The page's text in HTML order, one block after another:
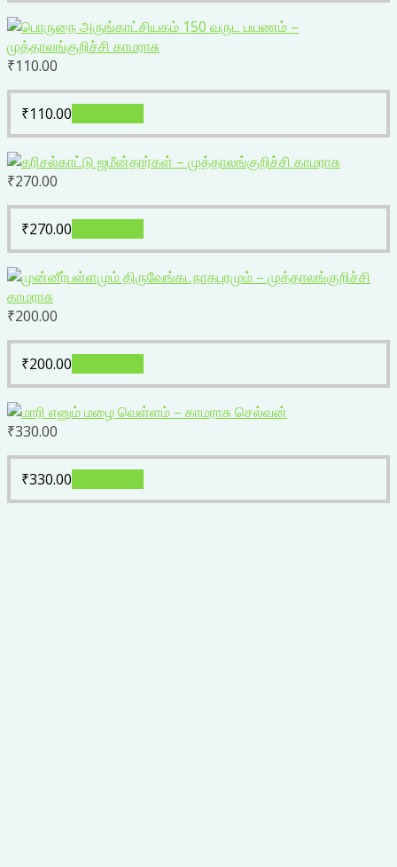
₹110.00
₹110.00
₹270.00
₹270.00
₹200.00
₹200.00
₹330.00
₹330.00